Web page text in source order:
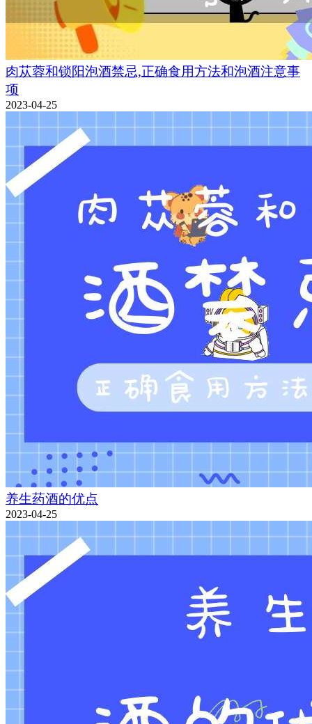
肉苁蓉和锁阳泡酒禁忌,正确食用方法和泡酒注意事
项
2023-04-25
养生药酒的优点
2023-04-25